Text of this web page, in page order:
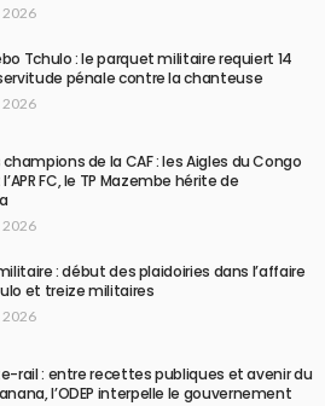
2026
Tchulo : le parquet militaire requiert 14
pénale contre la chanteuse
2026
champions de la CAF : les Aigles du Congo
FC, le TP Mazembe hérite de
2026
: début des plaidoiries dans l’affaire
et treize militaires
2026
rail : entre recettes publiques et avenir du
l’ODEP interpelle le gouvernement